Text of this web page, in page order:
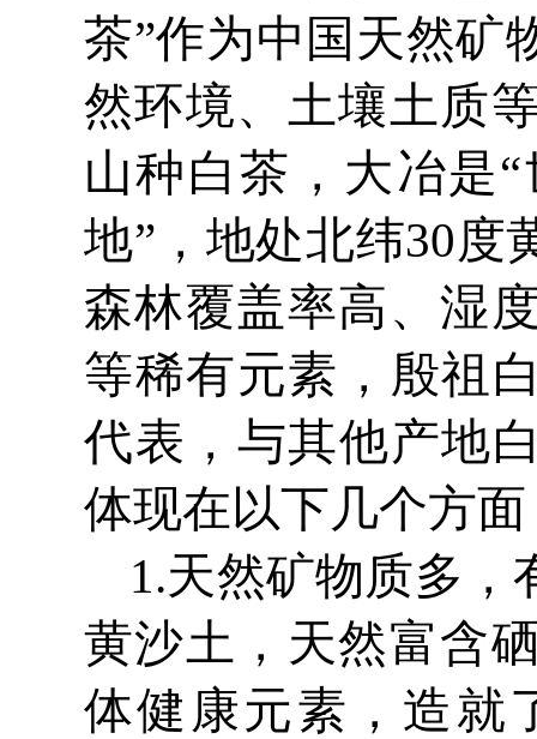
茶”作为中国天然矿
然环境、土壤土质
山种白茶，大冶是
地”，地处北纬30度
森林覆盖率高、湿
等稀有元素，殷祖
代表，与其他产地
体现在以下几个方
1.天然矿物质多
黄沙土，天然富含
体健康元素，造就